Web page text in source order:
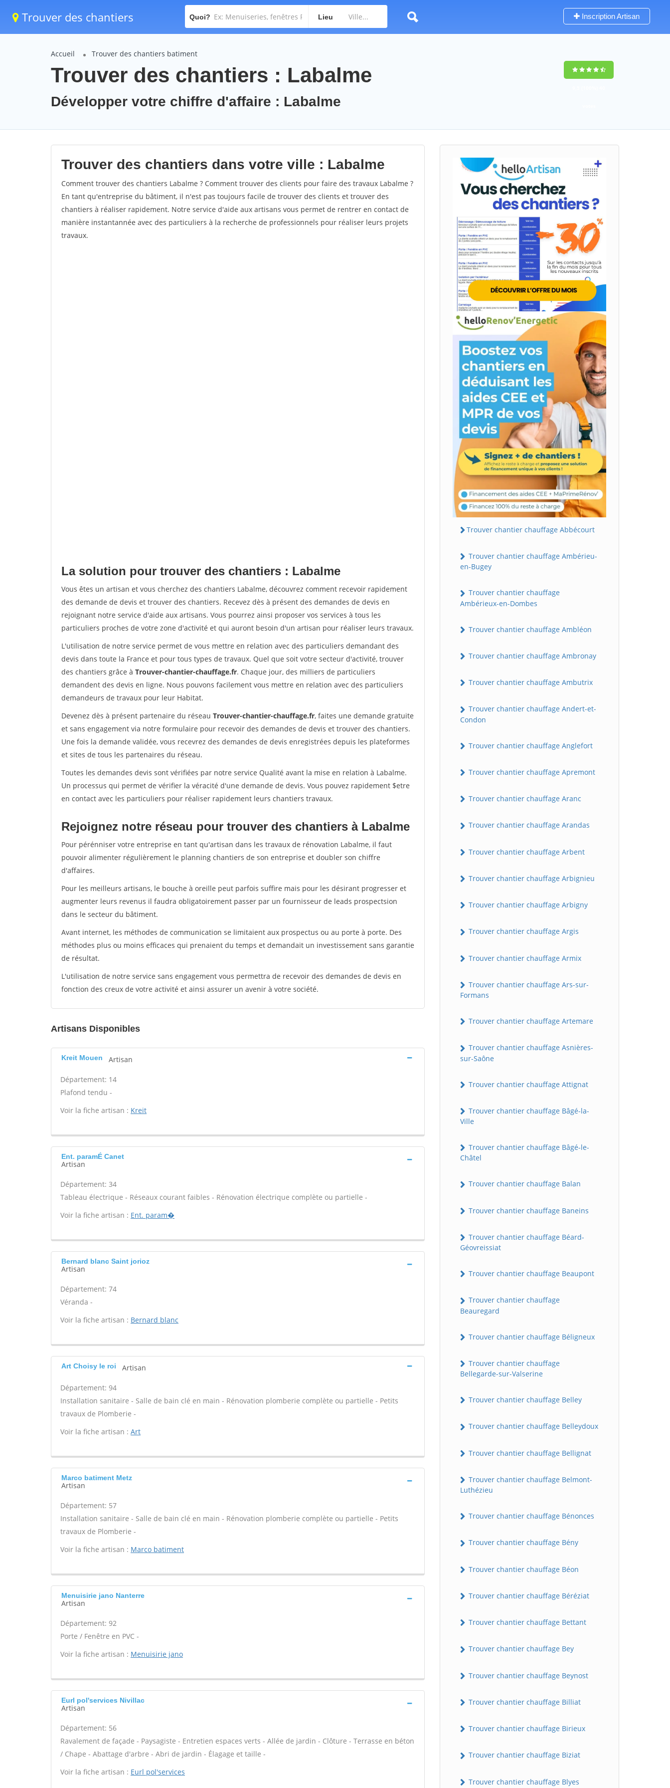
Trouver des chantiers Quoi? Lieu Inscription Artisan
Accueil Trouver des chantiers batiment
Trouver des chantiers : Labalme
Développer votre chiffre d'affaire : Labalme
Trouver des chantiers dans votre ville : Labalme
Comment trouver des chantiers Labalme ? Comment trouver des clients pour faire des travaux Labalme ?
En tant qu'entreprise du bâtiment, il n'est pas toujours facile de trouver des clients et trouver des
chantiers à réaliser rapidement. Notre service d'aide aux artisans vous permet de rentrer en contact de
manière instantannée avec des particuliers à la recherche de professionnels pour réaliser leurs projets
travaux.
La solution pour trouver des chantiers : Labalme
Vous êtes un artisan et vous cherchez des chantiers Labalme, découvrez comment recevoir rapidement
des demande de devis et trouver des chantiers. Recevez dès à présent des demandes de devis en
rejoignant notre service d'aide aux artisans. Vous pourrez ainsi proposer vos services à tous les
particuliers proches de votre zone d'activité et qui auront besoin d'un artisan pour réaliser leurs travaux.
L'utilisation de notre service permet de vous mettre en relation avec des particuliers demandant des
devis dans toute la France et pour tous types de travaux. Quel que soit votre secteur d'activité, trouver
des chantiers grâce à Trouver-chantier-chauffage.fr. Chaque jour, des milliers de particuliers
demandent des devis en ligne. Nous pouvons facilement vous mettre en relation avec des particuliers
demandeurs de travaux pour leur Habitat.
Devenez dès à présent partenaire du réseau Trouver-chantier-chauffage.fr, faites une demande gratuite
et sans engagement via notre formulaire pour recevoir des demandes de devis et trouver des chantiers.
Une fois la demande validée, vous recevrez des demandes de devis enregistrées depuis les plateformes
et sites de tous les partenaires du réseau.
Toutes les demandes devis sont vérifiées par notre service Qualité avant la mise en relation à Labalme.
Un processus qui permet de vérifier la véracité d'une demande de devis. Vous pouvez rapidement $etre
en contact avec les particuliers pour réaliser rapidement leurs chantiers travaux.
Rejoignez notre réseau pour trouver des chantiers à Labalme
Pour pérénniser votre entreprise en tant qu'artisan dans les travaux de rénovation Labalme, il faut
pouvoir alimenter régulièrement le planning chantiers de son entreprise et doubler son chiffre
d'affaires.
Pour les meilleurs artisans, le bouche à oreille peut parfois suffire mais pour les désirant progresser et
augmenter leurs revenus il faudra obligatoirement passer par un fournisseur de leads prospectsion
dans le secteur du bâtiment.
Avant internet, les méthodes de communication se limitaient aux prospectus ou au porte à porte. Des
méthodes plus ou moins efficaces qui prenaient du temps et demandait un investissement sans garantie
de résultat.
L'utilisation de notre service sans engagement vous permettra de recevoir des demandes de devis en
fonction des creux de votre activité et ainsi assurer un avenir à votre société.
Artisans Disponibles
Kreit Mouen Artisan
Département: 14
Plafond tendu -
Voir la fiche artisan : Kreit
Ent. paramÉ Canet
Artisan
Département: 34
Tableau électrique - Réseaux courant faibles - Rénovation électrique complète ou partielle -
Voir la fiche artisan : Ent. param�
Bernard blanc Saint jorioz
Artisan
Département: 74
Véranda -
Voir la fiche artisan : Bernard blanc
Art Choisy le roi Artisan
Département: 94
Installation sanitaire - Salle de bain clé en main - Rénovation plomberie complète ou partielle - Petits
travaux de Plomberie -
Voir la fiche artisan : Art
Marco batiment Metz
Artisan
Département: 57
Installation sanitaire - Salle de bain clé en main - Rénovation plomberie complète ou partielle - Petits
travaux de Plomberie -
Voir la fiche artisan : Marco batiment
Menuisirie jano Nanterre
Artisan
Département: 92
Porte / Fenêtre en PVC -
Voir la fiche artisan : Menuisirie jano
Eurl pol'services Nivillac
Artisan
Département: 56
Ravalement de façade - Paysagiste - Entretien espaces verts - Allée de jardin - Clôture - Terrasse en béton
/ Chape - Abattage d'arbre - Abri de jardin - Élagage et taille -
Voir la fiche artisan : Eurl pol'services
Trouver chantier chauffage Abbécourt
Trouver chantier chauffage Ambérieu-
en-Bugey
Trouver chantier chauffage
Ambérieux-en-Dombes
Trouver chantier chauffage Ambléon
Trouver chantier chauffage Ambronay
Trouver chantier chauffage Ambutrix
Trouver chantier chauffage Andert-et-
Condon
Trouver chantier chauffage Anglefort
Trouver chantier chauffage Apremont
Trouver chantier chauffage Aranc
Trouver chantier chauffage Arandas
Trouver chantier chauffage Arbent
Trouver chantier chauffage Arbignieu
Trouver chantier chauffage Arbigny
Trouver chantier chauffage Argis
Trouver chantier chauffage Armix
Trouver chantier chauffage Ars-sur-
Formans
Trouver chantier chauffage Artemare
Trouver chantier chauffage Asnières-
sur-Saône
Trouver chantier chauffage Attignat
Trouver chantier chauffage Bâgé-la-
Ville
Trouver chantier chauffage Bâgé-le-
Châtel
Trouver chantier chauffage Balan
Trouver chantier chauffage Baneins
Trouver chantier chauffage Béard-
Géovreissiat
Trouver chantier chauffage Beaupont
Trouver chantier chauffage
Beauregard
Trouver chantier chauffage Béligneux
Trouver chantier chauffage
Bellegarde-sur-Valserine
Trouver chantier chauffage Belley
Trouver chantier chauffage Belleydoux
Trouver chantier chauffage Bellignat
Trouver chantier chauffage Belmont-
Luthézieu
Trouver chantier chauffage Bénonces
Trouver chantier chauffage Bény
Trouver chantier chauffage Béon
Trouver chantier chauffage Béréziat
Trouver chantier chauffage Bettant
Trouver chantier chauffage Bey
Trouver chantier chauffage Beynost
Trouver chantier chauffage Billiat
Trouver chantier chauffage Birieux
Trouver chantier chauffage Biziat
Trouver chantier chauffage Blyes